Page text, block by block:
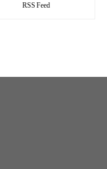
RSS Feed